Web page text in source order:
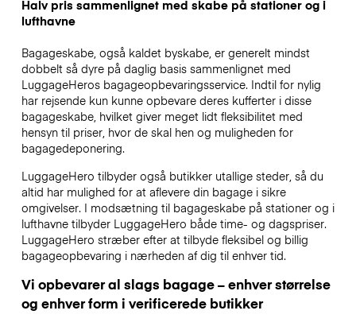
Halv pris sammenlignet med skabe på stationer og i
lufthavne
Bagageskabe, også kaldet byskabe, er generelt mindst
dobbelt så dyre på daglig basis sammenlignet med
LuggageHeros bagageopbevaringsservice. Indtil for nylig
har rejsende kun kunne opbevare deres kufferter i disse
bagageskabe, hvilket giver meget lidt fleksibilitet med
hensyn til priser, hvor de skal hen og muligheden for
bagagedeponering.
LuggageHero tilbyder også butikker utallige steder, så du
altid har mulighed for at aflevere din bagage i sikre
omgivelser. I modsætning til bagageskabe på stationer og i
lufthavne tilbyder LuggageHero både time- og dagspriser.
LuggageHero stræber efter at tilbyde fleksibel og billig
bagageopbevaring i nærheden af dig til enhver tid.
Vi opbevarer al slags bagage – enhver størrelse
og enhver form i verificerede butikker